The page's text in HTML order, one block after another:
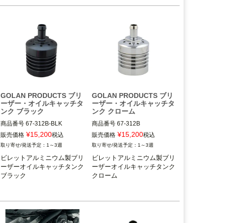
GOLAN PRODUCTS ブリ
ーザー・オイルキャッチタ
ンク ブラック
商品番号 67-312B-BLK
2HD：274-0766
9NE:021689
GOLAN PRODUCTS（ゴラン
プロダクツ）
販売価格 ¥15,200税込
1～3週
ビレットアルミニウム製ブリ
ーザーオイルキャッチタンク
ブラック
GOLAN PRODUCTS ブリ
ーザー・オイルキャッチタ
ンク クローム
商品番号67-312B
2HD：274-0765
3OT：2110-6731
GOLAN PRODUCTS（ゴラン
プロダクツ）
販売価格 ¥15,200税込
1～3週
ビレットアルミニウム製ブリ
ーザーオイルキャッチタンク
クローム